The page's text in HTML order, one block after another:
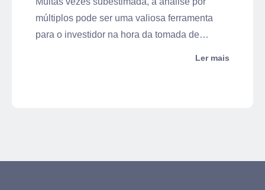
múltiplos pode ser uma valiosa ferramenta
para o investidor na hora da tomada de
Ler mais